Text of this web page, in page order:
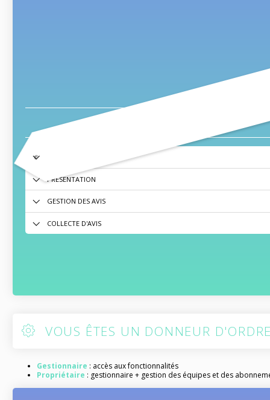
PRÉSENTATION
GESTION DES AVIS
COLLECTE D'AVIS
VOUS ÊTES UN DONNEUR
Gestionnaire : accès aux fonctionnalités
Propriétaire : gestionnaire + gestion des équipes et des